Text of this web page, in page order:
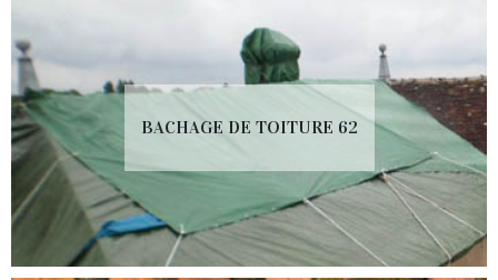
BACHAGE DE TOITURE 62